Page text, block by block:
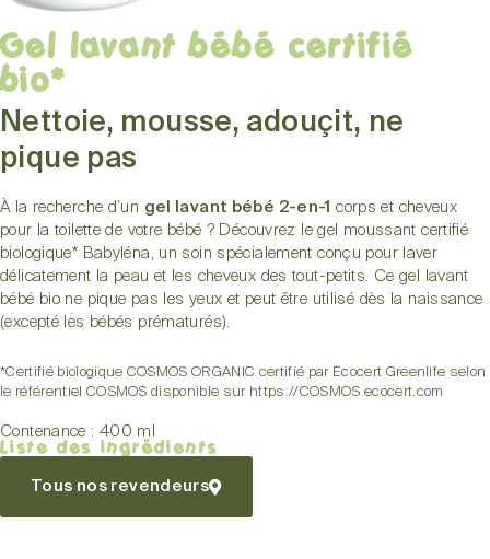
Gel lavant bébé certifié
bio*
Nettoie, mousse, adouçit, ne
pique pas
À la recherche d’un gel lavant bébé 2-en-1 corps et cheveux
pour la toilette de votre bébé ? Découvrez le gel moussant certifié
biologique* Babyléna, un soin spécialement conçu pour laver
délicatement la peau et les cheveux des tout-petits. Ce gel lavant
bébé bio ne pique pas les yeux et peut être utilisé dès la naissance
(excepté les bébés prématurés).
*Certifié biologique COSMOS ORGANIC certifié par Ecocert Greenlife selon
le référentiel COSMOS disponible sur https://COSMOS.ecocert.com
Contenance : 400 ml
Liste des ingrédients
Tous nos revendeurs